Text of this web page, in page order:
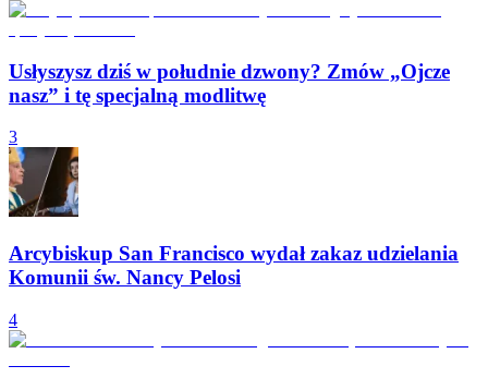
Usłyszysz dziś w południe dzwony? Zmów „Ojcze
nasz” i tę specjalną modlitwę
3
Arcybiskup San Francisco wydał zakaz udzielania
Komunii św. Nancy Pelosi
4